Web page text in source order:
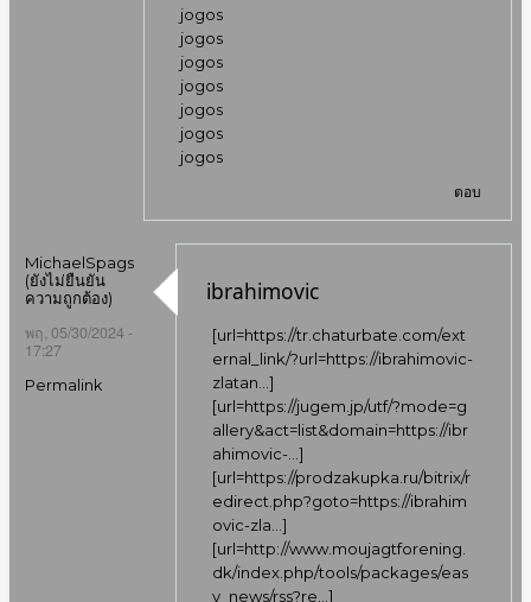
jogos
jogos
jogos
jogos
jogos
jogos
jogos
ตอบ
MichaelSpags
(ยังไม่ยืนยัน
ความถูกต้อง)
พฤ, 05/30/2024 -
17:27
Permalink
ibrahimovic
[url=https://tr.chaturbate.com/ext
ernal_link/?url=https://ibrahimovic-
zlatan… ]
[url=https://jugem.jp/utf/?mode=g
allery&act=list&domain=https://ibr
ahimovic-… ]
[url=https://prodzakupka.ru/bitrix/r
edirect.php?goto=https://ibrahim
ovic-zla… ]
[url=http://www.moujagtforening.
dk/index.php/tools/packages/eas
y_news/rss?re… ]